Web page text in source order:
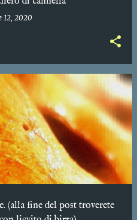
12, 2020
(alla fine del post troverete